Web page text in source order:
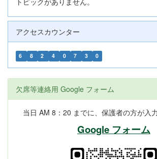
アクセスカウンター
6 8 2 4 0 7 3 0
欠席等連絡用 Google フォーム
当日 AM 8：20 までに、保護者の方が入
Google フォーム